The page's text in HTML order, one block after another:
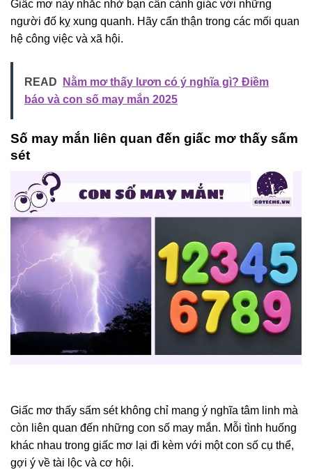
Giấc mơ này nhắc nhở bạn cần cảnh giác với những
người đố kỵ xung quanh. Hãy cẩn thận trong các mối quan
hệ công việc và xã hội.
READ
Nằm mơ thấy lươn có ý nghĩa gì? Điềm
báo và con số may mắn 2025
Số may mắn liên quan đến giấc mơ thấy sấm
sét
Giấc mơ thấy sấm sét không chỉ mang ý nghĩa tâm linh mà
còn liên quan đến những con số may mắn. Mỗi tình huống
khác nhau trong giấc mơ lại đi kèm với một con số cụ thể,
gợi ý về tài lộc và cơ hội.